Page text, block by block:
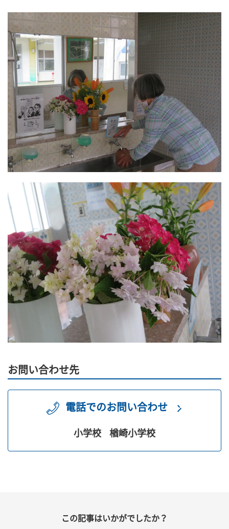
お問い合わせ先
電話でのお問い合わせ
小学校 楢崎小学校
この記事はいかがでしたか？